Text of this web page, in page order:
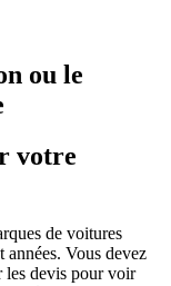
ou le
votre
de voitures
années. Vous devez
les devis pour voir